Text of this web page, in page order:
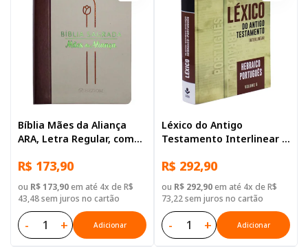
Bíblia Mães da Aliança
ARA, Letra Regular, com
Sintético Vinho
R$ 173,90
ou R$ 173,90em até 4x de R$
43,48 sem juros no cartão
- + Adicionar
Léxico do Antigo
Testamento Interlinear –
R$ 292,90
ou R$ 292,90em até 4x de R$
73,22 sem juros no cartão
- + Adicionar